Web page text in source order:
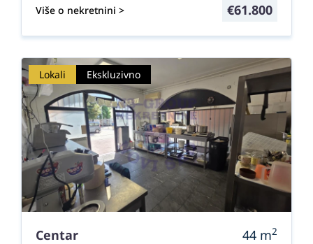
Više o nekretnini > €61.800
Lokali Ekskluzivno
Centar 44 m2